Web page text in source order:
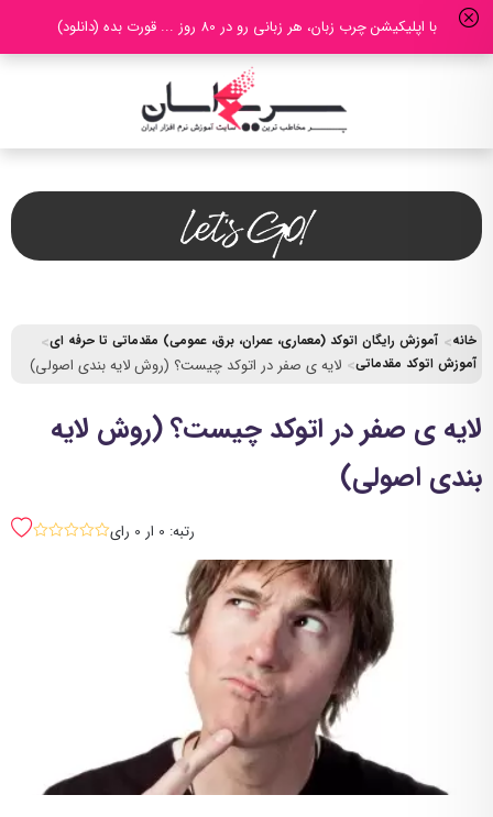
با اپلیکیشن چرب زبان، هر زبانی رو در 80 روز ... قورت بده (دانلود)
خانه
آموزش رایگان اتوکد (معماری، عمران، برق، عمومی) مقدماتی تا حرفه ای
آموزش اتوکد مقدماتی
لایه ی صفر در اتوکد چیست؟ (روش لایه بندی اصولی)
لایه ی صفر در اتوکد چیست؟ (روش لایه
بندی اصولی)
رتبه: 0 ار 0 رای sssss